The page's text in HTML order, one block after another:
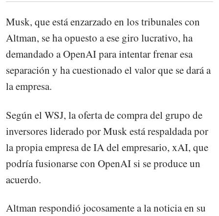
Musk, que está enzarzado en los tribunales con
Altman, se ha opuesto a ese giro lucrativo, ha
demandado a OpenAI para intentar frenar esa
separación y ha cuestionado el valor que se dará a
la empresa.
Según el WSJ, la oferta de compra del grupo de
inversores liderado por Musk está respaldada por
la propia empresa de IA del empresario, xAI, que
podría fusionarse con OpenAI si se produce un
acuerdo.
Altman respondió jocosamente a la noticia en su